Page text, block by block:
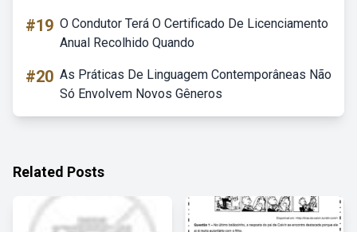
#19 O Condutor Terá O Certificado De Licenciamento
Anual Recolhido Quando
#20 As Práticas De Linguagem Contemporâneas Não
Só Envolvem Novos Gêneros
Related Posts